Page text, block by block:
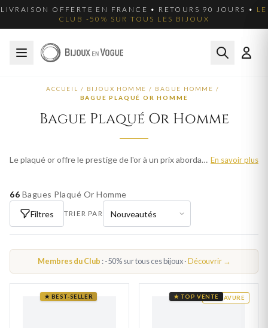
LIVRAISON OFFERTE EN FRANCE • RETOURS 90 JOURS • LE
CLUB -50% SUR TOUS LES BIJOUX
ACCUEIL / BIJOUX HOMME / BAGUE HOMME /
BAGUE PLAQUÉ OR HOMME
Bague Plaqué Or Homme
Le plaqué or offre le prestige de l'or à un prix abordable. Nos bagues plaqué or homme incluent chevalières, alliances et bagues fantaisie. Plus de 39 modèles. Livraison offerte en France métropolitaine. En savoir plus
66 Bagues Plaqué Or Homme
Filtres
TRIER PAR
Membres du Club : -50% sur tous ces bijoux ·Découvrir →
★ BEST-SELLER GRAVURE
★ TOP VENTE